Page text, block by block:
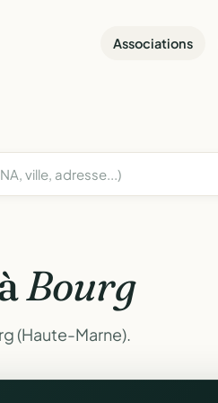
Associations
Bourg
(Haute-Marne).